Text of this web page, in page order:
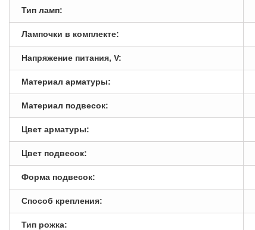
Тип ламп:
Лампочки в комплекте:
Напряжение питания, V:
Материал арматуры:
Материал подвесок:
Цвет арматуры:
Цвет подвесок:
Форма подвесок:
Способ крепления:
Тип рожка: